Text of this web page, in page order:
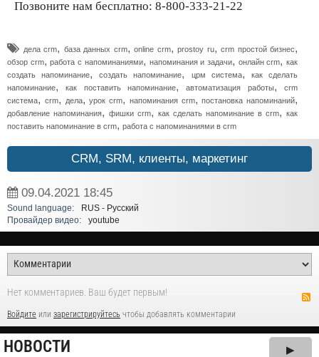
Позвоните нам бесплатно: 8-800-333-21-22
дела crm, база данных crm, online crm, prostoy ru, crm простой бизнес,
обзор crm,работа с напоминаниями, напоминания и задачи, онлайн crm,как
создать напоминание,создать напоминание, црм система,
как сделать
напоминание,как поставить напоминание,автоматизация работы,crm
система, crm, дела,урок crm, напоминания crm,постановка напоминаний,
добавление напоминания, фишки crm, как сделать напоминание в crm, как
поставить напоминание в crm, работа с напоминаниями в crm
CRM, SRM, клиенты, маркетинг
09.04.2021 18:45
Sound language:
RUS - Русский
Провайдер видео:
youtube
Нет комментариев. Ваш будет первым!
Войдите или зарегистрируйтесь чтобы добавлять комментарии
НОВОСТИ ▶